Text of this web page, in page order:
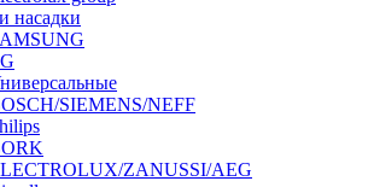
насадки
SIEMENS/NEFF
ZANUSSI/AEG